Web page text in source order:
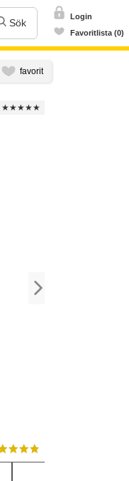
Sök
Login
Favoritlista (0)
★★★★★